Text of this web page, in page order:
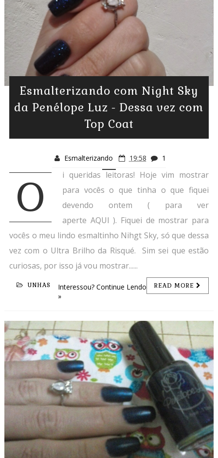
Esmalterizando com Night Sky
da Penélope Luz - Dessa vez com
Top Coat
Esmalterizando 19:58 1
O
i queridas leitoras! Hoje vim mostrar
para vocês o que tinha o que fiquei
devendo ontem ( para ver
aperte AQUI ). Fiquei de mostrar para
vocês o meu lindo esmaltinho Nihgt Sky, só que dessa
vez com o Ultra Brilho da Risqué. Sim sei que estão
curiosas, por isso já vou mostrar......
UNHAS READ MORE
Interessou? Continue Lendo
»